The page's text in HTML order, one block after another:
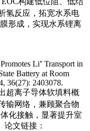
氢反应，拓宽水系电
形成，实现水系锂离
Li⁺ Transport in
Battery at Room
36(27): 2403078.
超离子导体软填料概
输网络，兼顾聚合物
化接触，显著提升室
文链接：